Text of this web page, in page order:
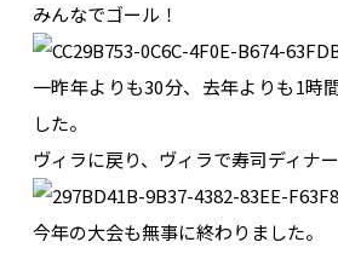
みんなでゴール！
一昨年よりも30分、去年よりも1時
した。
ヴィラに戻り、ヴィラで寿司ディナ
今年の大会も無事に終わりました。